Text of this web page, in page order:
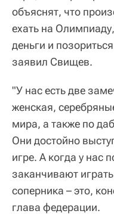
объяснят, что
ехать на
деньги и
заявил Свищев.
"У нас есть две
женская,
мира, а также по
Они достойно
игре. А когда у нас
заканчивают
соперника – это,
глава федерации.